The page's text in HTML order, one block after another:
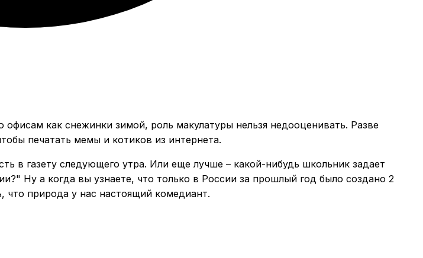
как снежинки зимой, роль макулатуры нельзя недооценивать. Разве
печатать мемы и котиков из интернета.
в газету следующего утра. Или еще лучше – какой-нибудь школьник задает
Ну а когда вы узнаете, что только в России за прошлый год было создано 2
что природа у нас настоящий комедиант.